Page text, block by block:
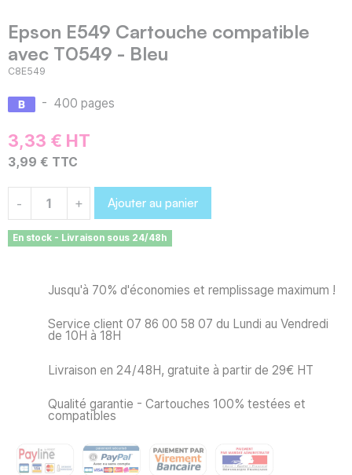
Epson E549 Cartouche compatible
avec T0549 - Bleu
C8E549
- 400 pages
3,33 € HT
3,99 € TTC
- + Ajouter au panier
En stock - Livraison sous 24/48h
Jusqu'à 70% d'économies et remplissage maximum !
Service client 07 86 00 58 07 du Lundi au Vendredi
de 10H à 18H
Livraison en 24/48H, gratuite à partir de 29€ HT
Qualité garantie - Cartouches 100% testées et
compatibles